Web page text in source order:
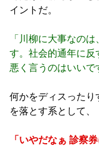
イントだ。
「川柳に大事なの
す。社会的通年に反
悪く言うのはいいで
何かをディスったり
を落とす系として、
「いやだなぁ 診察